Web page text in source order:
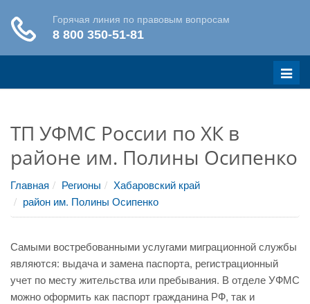
Меню
ТП УФМС России по ХК в
районе им. Полины Осипенко
Главная Регионы
Хабаровский край
район им. Полины Осипенко
Самыми востребованными услугами миграционной службы
являются: выдача и замена паспорта, регистрационный
учет по месту жительства или пребывания. В отделе УФМС
можно оформить как паспорт гражданина РФ, так и